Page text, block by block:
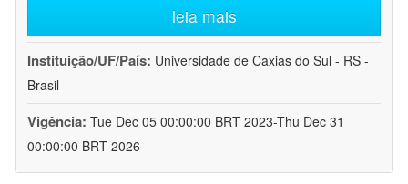
leia mais
Instituição/UF/País: Universidade de Caxias do Sul - RS -
Brasil
Vigência: Tue Dec 05 00:00:00 BRT 2023-Thu Dec 31
00:00:00 BRT 2026